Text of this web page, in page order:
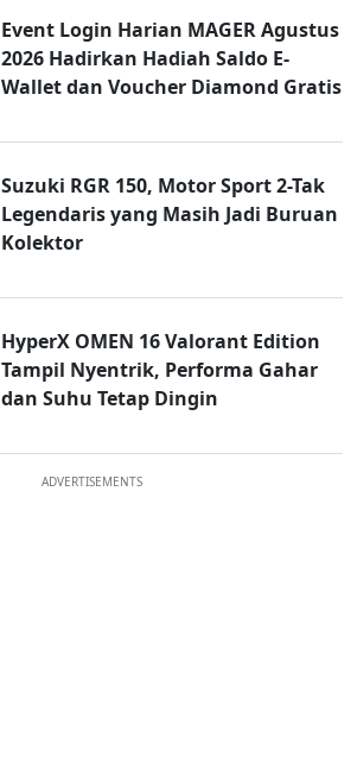
Event Login Harian MAGER Agustus
2026 Hadirkan Hadiah Saldo E-
Wallet dan Voucher Diamond Gratis
Suzuki RGR 150, Motor Sport 2-Tak
Legendaris yang Masih Jadi Buruan
Kolektor
HyperX OMEN 16 Valorant Edition
Tampil Nyentrik, Performa Gahar
dan Suhu Tetap Dingin
ADVERTISEMENTS